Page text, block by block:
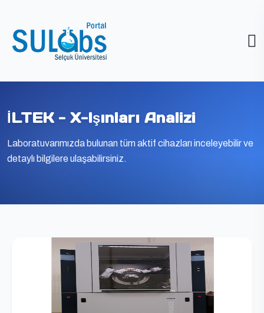
İLTEK - X-Işınları Analizi
Laboratuvarımızda bulunan tüm aktif cihazları inceleyebilir ve
detaylı bilgilere ulaşabilirsiniz.